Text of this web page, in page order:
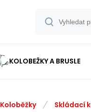
KOLOBEŽKY A BRUSLE
Koloběžky Skládací